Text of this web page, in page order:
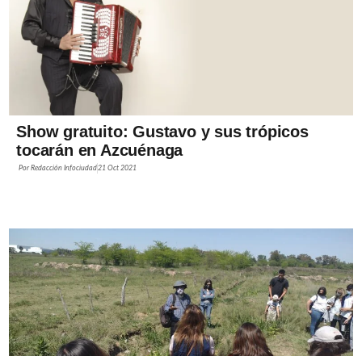
Show gratuito: Gustavo y sus trópicos
tocarán en Azcuénaga
PorRedacción Infociudad 21 Oct 2021